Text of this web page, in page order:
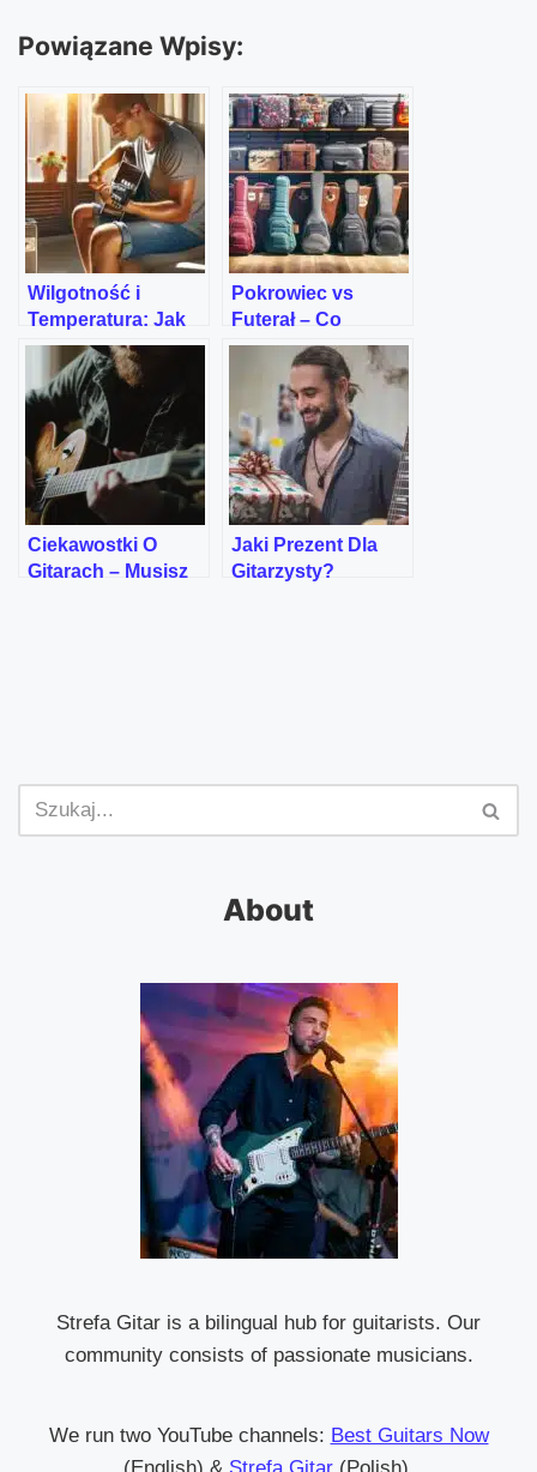
Powiązane Wpisy:
Wilgotność i
Temperatura: Jak
Chronić Swoją
Gitarę?
Pokrowiec vs
Futerał – Co
Wybrać Do Gitary?
Ciekawostki O
Gitarach – Musisz
Jaki Prezent Dla
Gitarzysty?
About
Strefa Gitar is a bilingual hub for guitarists. Our
community consists of passionate musicians.
We run two YouTube channels: Best Guitars Now